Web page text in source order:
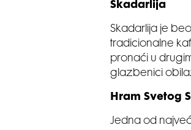
Skadarlija
Skadarlija je
tradicionalne
pronaći u
glazbenici
Hram Svetog
Jedna od